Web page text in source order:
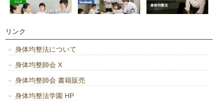
リンク
身体均整法について
身体均整師会 X
身体均整師会 書籍販売
身体均整法学園 HP